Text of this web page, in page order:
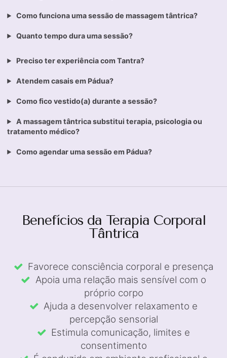
Como funciona uma sessão de massagem tântrica?
Quanto tempo dura uma sessão?
Preciso ter experiência com Tantra?
Atendem casais em Pádua?
Como fico vestido(a) durante a sessão?
A massagem tântrica substitui terapia, psicologia ou
tratamento médico?
Como agendar uma sessão em Pádua?
Benefícios da Terapia Corporal
Tântrica
Favorece consciência corporal e presença
Apoia uma relação mais sensível com o
próprio corpo
Ajuda a desenvolver relaxamento e
percepção sensorial
Estimula comunicação, limites e
consentimento